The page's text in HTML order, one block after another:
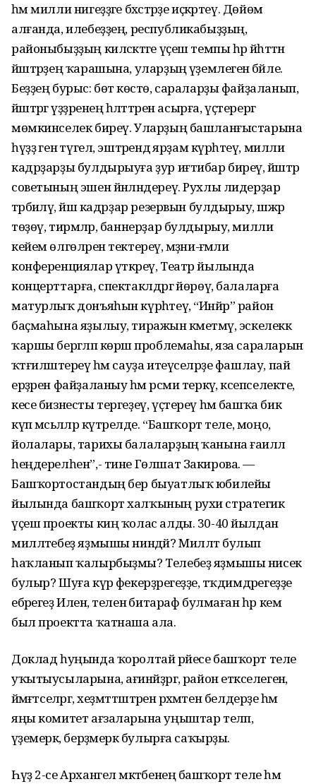
һәм милли нигеҙҙәге бәхәстәрҙе иҫкәртеү. Дөйөм
алғанда, илебеҙҙең, республикабыҙҙың,
районыбыҙҙың киләсәктәге үҫеш темпы һәр йәһәттән
йәштәрҙең ҡарашына, уларҙың әүҙемлегенә бәйле.
Беҙҙең бурыс: бөтә көстө, сараларҙы файҙаланып,
йәштәргә үҙҙәренең һәләттәрен асырға, үҫтерергә
мөмкинселек биреү. Уларҙың башланғыстарына
һүҙҙә генә түгел, эштәрендә ярҙам күрһәтеү, милли
кадрҙарҙы булдырыуға ҙур иғтибар биреү, йәштәр
советының эшен йәнләндереү. Рухлы лидерҙар
тәрбиәләү, йәш кадрҙар резервын булдырыу, шәжәрә
төҙөү, тирмәләр, баннерҙар булдырыу, милли
кейем өлгөләрен тектереү, мәҙәни-ғәмәли
конференциялар үткәреү, Театр йылында
концерттарға, спектаклдәргә йөрөү, балаларға
матурлыҡ донъяһын күрһәтеү, “Инйәр” район
баҫмаһына яҙылыу, тиражын кәметмәү, эскелеккә
ҡаршы бергәләп көрәш проблемаһы, яза сараларын
ҡәтғиләштереү һәм сауҙа итеүселәрҙе фашлау, пай
ерҙәрен файҙаланыу һәм рәсми теркәү, кәсепселекте,
кесе бизнесты тергеҙеү, үҫтереү һәм башҡа бик
күп мәсьәләләр күтәрелде. “Башҡорт теле, моңо,
йолалары, тарихы балаларҙың ҡанына ғаиләлә
һеңдерелһен”,- тине Гөлшат Закирова. —
Башҡортостандың бер быуатлыҡ юбилейы
йылында башҡорт халҡының рухи стратегик
үҫеш проекты киң ҡолас алды. 30-40 йылдан
милләтебеҙ яҙмышы ниндәй? Милләт булып
һаҡланып ҡалырбыҙмы? Телебеҙ яҙмышы нисек
булыр? Шуға күрә фекерҙәрегеҙҙе, тәҡдимдәрегеҙҙе
ебәрегеҙ Иленә, теленә битараф булмаған һәр кем
был проектта ҡатнаша ала.
Доклад һуңында ҡоролтай рәйесе башҡорт теле
уҡытыусыларына, ағинәйҙәргә, район етәкселегенә,
йәмәғәтселәргә, хеҙмәттәштәренә рәхмәтен белдерҙе һәм
яңы комитет ағзаларына уңыштар теләп,
әүҙемерәк, берҙәмерәк булырға саҡырҙы.
Һүҙ 2-се Архангел мәктәбенең башҡорт теле һәм